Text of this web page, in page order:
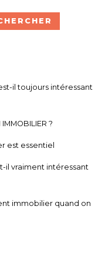
il toujours intéressant
?
est essentiel
il vraiment intéressant
immobilier quand on